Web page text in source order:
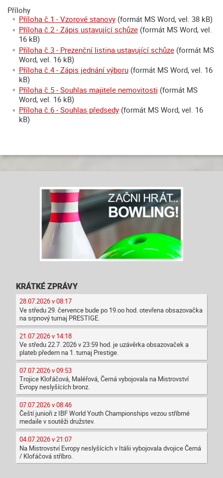
Přílohy
Příloha č.1 - Vzorové stanovy(formát MS Word, vel. 38 kB)
Příloha č.2 - Zápis ustavující schůze(formát MS Word, vel.
16 kB)
Příloha č.3 - Prezenční listina ustavující schůze(formát MS
Word, vel. 16 kB)
Příloha č.4 - Zápis jednání výboru(formát MS Word, vel. 16
kB)
Příloha č.5 - Souhlas majitele nemovitosti (formát MS
Word, vel. 16 kB)
Příloha č.6 - Souhlas předsedy(formát MS Word, vel. 16
kB)
KRÁTKÉ ZPRÁVY
28.07.2026 v 08:17
Ve středu 29. července bude po 19.oo hod. otevřena obsazovačka
na srpnový turnaj PRESTIGE.
21.07.2026 v 14:18
Ve středu 22.7. 2026 v 23:59 hod. je uzávěrka obsazovaček a
plateb předem na 1. turnaj Prestige.
07.07.2026 v 09:53
Trojice Klofáčová, Maléřová, Černá vybojovala na Mistrovství
Evropy neslyšících bronz.
07.07.2026 v 08:46
Čeští junioři z IBF World Youth Championships vezou stříbrné
medaile v soutěži družstev.
04.07.2026 v 21:07
Na Mistrovství Evropy neslyšících v Itálii vybojovala dvojice Černá
/ Klofáčová stříbro.